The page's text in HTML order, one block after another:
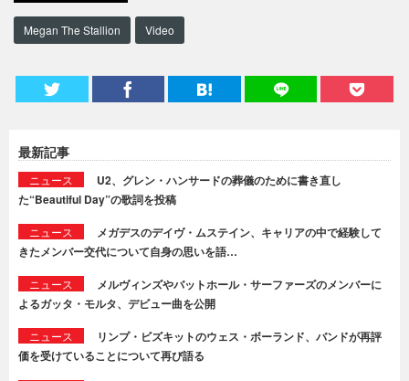
Megan The Stallion Video
最新記事
ニュース
U2、グレン・ハンサードの葬儀のために書き直し
た“Beautiful Day”の歌詞を投稿
ニュース
メガデスのデイヴ・ムステイン、キャリアの中で経験して
きたメンバー交代について自身の思いを語…
ニュース
メルヴィンズやバットホール・サーファーズのメンバーに
よるガッタ・モルタ、デビュー曲を公開
ニュース
リンプ・ビズキットのウェス・ボーランド、バンドが再評
価を受けていることについて再び語る